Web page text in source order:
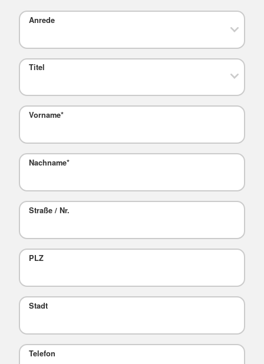
Anrede
Titel
Vorname*
Nachname*
Straße / Nr.
PLZ
Stadt
Telefon